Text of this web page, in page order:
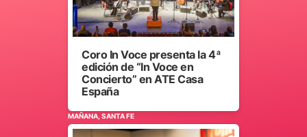
Coro In Voce presenta la 4ª
edición de “In Voce en
Concierto” en ATE Casa
España
MAÑANA, SANTA FE